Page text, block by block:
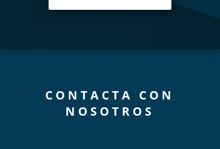
CONTACTA CON
NOSOTROS